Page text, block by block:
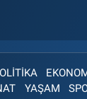
YAŞAM